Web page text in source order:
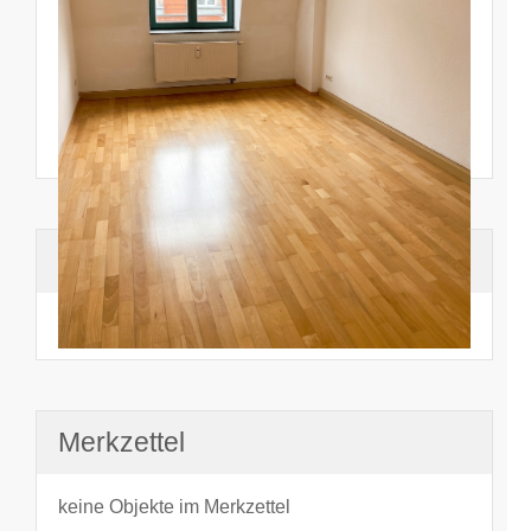
Suchhistorie
noch nichts angesehen
Merkzettel
keine Objekte im Merkzettel